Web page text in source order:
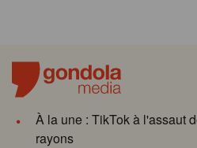
À la une : TikTok à l'assaut
rayons